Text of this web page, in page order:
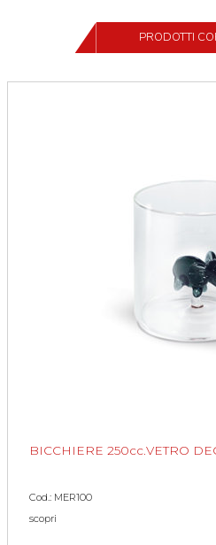
PRODOTTI
BICCHIERE 250cc.VETRO
Cod.: MER100
scopri